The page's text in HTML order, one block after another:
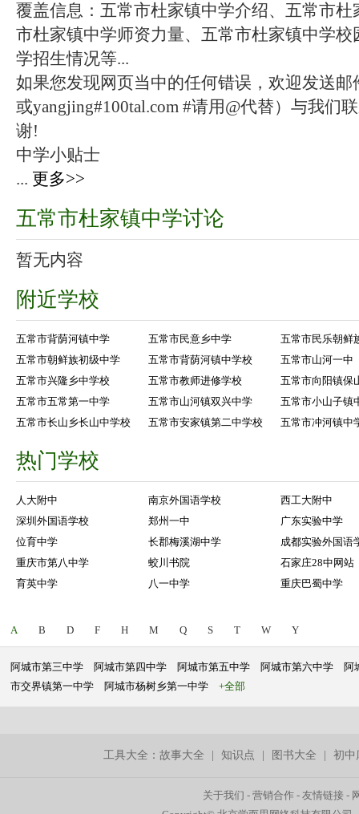
覆盖信息：五常市杜家镇中学介绍、五常市
市杜家镇中学师资力量、五常市杜家镇中学
学招生情况等...
如果您发现网页当中的任何错误，欢迎发送邮
或yangjing#100tal.com #请用@代替）与我们
谢!
中学小贴士
... 更多>>
五常市杜家镇中学讨论
暂无内容
附近学校
五常市背荫河镇中学 五常市民意乡中学
五常市民乐朝鲜
五常市朝鲜族初级中学
五常市背荫河镇中学校
五常市山河一中
五常市兴隆乡中学校
五常市教师进修学校
五常市向阳镇保
五常市五常第一中学
五常市山河镇双兴中学
五常市小山子镇
五常市长山乡长山中学校
五常市安家镇第二中学校 五常市冲河镇中
热门学校
人大附中 南京外国语学校
西工大附中
深圳外国语学校
郑州一中
广东实验中学
位育中学
长郡梅溪湖中学
成都实验外国语
重庆市第八中学
蛟川书院
石家庄28中网站
育英中学
八一中学 重庆巴蜀中学
A B D F H M Q S T W Y
阿城市第三中学 阿城市第四中学 阿城市第五中学 阿城市第六中学
阿
市交界镇第一中学
阿城市杨树乡第一中学 +全部
工具大全：故事大全 |知识点 图书大全 |初中
关于我们 -营销合作 -友情链接 -